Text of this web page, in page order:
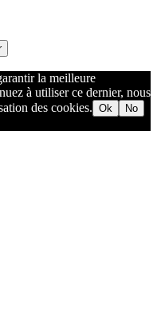
la meilleure
à utiliser ce dernier, nous
des cookies. Ok No